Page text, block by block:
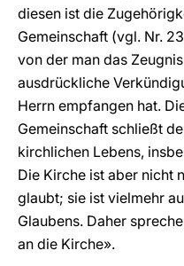
diesen ist die
Gemeinschaft (vgl. Nr.
von der man das
ausdrückliche
Herrn empfangen hat.
Gemeinschaft schließt
kirchlichen Lebens,
Die Kirche ist aber nicht
glaubt; sie ist vielmehr
Glaubens. Daher
an die Kirche».